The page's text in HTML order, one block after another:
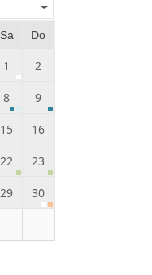
Sa Do
1 2
8 9
15 16
22 23
29 30